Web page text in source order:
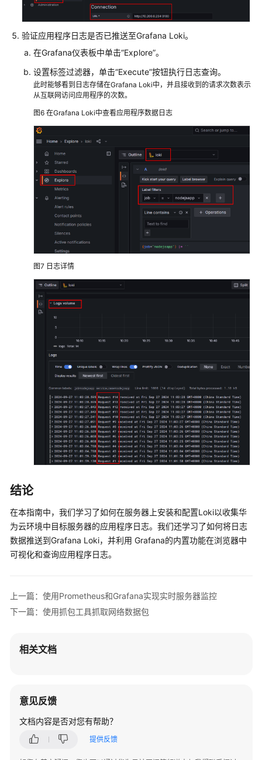
验证应用程序日志是否已推送至Grafana Loki。
在Grafana仪表板中单击“Explore”。
设置标签过滤器，单击“Execute”按钮执行日志查询。
此时能够看到日志存储在Grafana Loki中，并且接收到的请求次数表示
从互联网访问应用程序的次数。
图6 在Grafana Loki中查看应用程序数据日志
图7 日志详情
结论
在本指南中，我们学习了如何在服务器上安装和配置Loki以收集华
为云环境中目标服务器的应用程序日志。我们还学习了如何将日志
数据推送到Grafana Loki，并利用 Grafana的内置功能在浏览器中
可视化和查询应用程序日志。
上一篇：使用Prometheus和Grafana实现实时服务器监控
下一篇：使用抓包工具抓取网络数据包
相关文档
意见反馈
文档内容是否对您有帮助？
提供反馈